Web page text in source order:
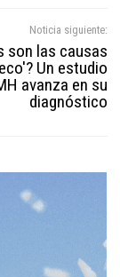
Noticia siguiente:
son las causas
Un estudio
avanza en su
diagnóstico